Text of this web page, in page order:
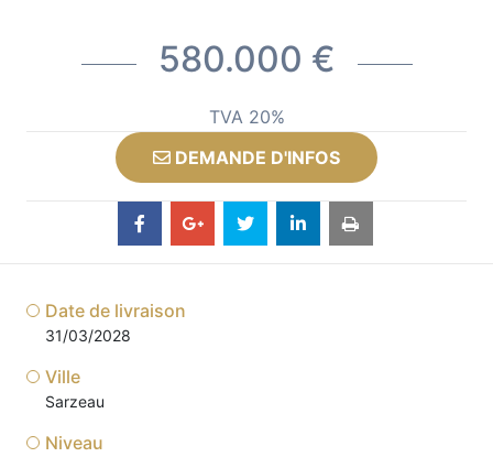
580.000 €
TVA 20%
DEMANDE D'INFOS
Date de livraison
31/03/2028
Ville
Sarzeau
Niveau